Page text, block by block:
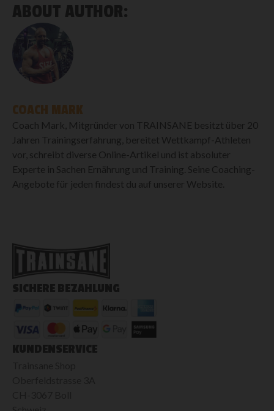
ABOUT AUTHOR:
COACH MARK
Coach Mark, Mitgründer von TRAINSANE besitzt über 20
Jahren Trainingserfahrung, bereitet Wettkampf-Athleten
vor, schreibt diverse Online-Artikel und ist absoluter
Experte in Sachen Ernährung und Training. Seine Coaching-
Angebote für jeden findest du auf unserer Website.
SICHERE BEZAHLUNG
KUNDENSERVICE